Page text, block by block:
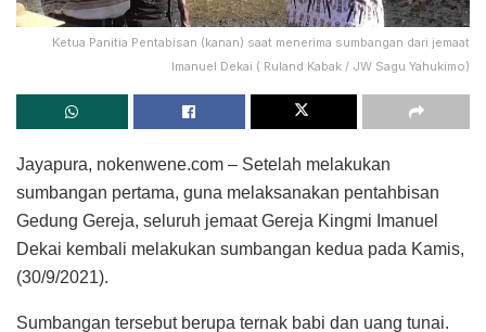
Ketua Panitia Pentabisan (kanan) saat menerima sumbangan dari jemaat
Imanuel Dekai ( Ruland Kabak / JW Sagu Yahukimo)
Jayapura, nokenwene.com – Setelah melakukan
sumbangan pertama, guna melaksanakan pentahbisan
Gedung Gereja, seluruh jemaat Gereja Kingmi Imanuel
Dekai kembali melakukan sumbangan kedua pada Kamis,
(30/9/2021).
Sumbangan tersebut berupa ternak babi dan uang tunai.